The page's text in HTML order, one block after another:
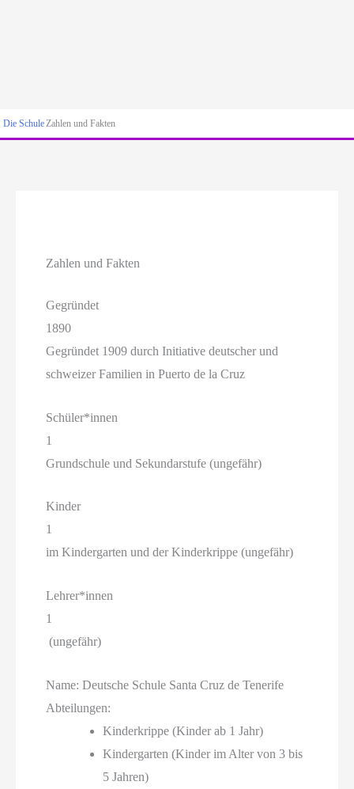
Die SchuleZahlen und Fakten
Zahlen und Fakten
Gegründet
1890
Gegründet 1909 durch Initiative deutscher und
schweizer Familien in Puerto de la Cruz
Schüler*innen
1
Grundschule und Sekundarstufe (ungefähr)
Kinder
1
im Kindergarten und der Kinderkrippe (ungefähr)
Lehrer*innen
1
(ungefähr)
Name: Deutsche Schule Santa Cruz de Tenerife
Abteilungen:
Kinderkrippe (Kinder ab 1 Jahr)
Kindergarten (Kinder im Alter von 3 bis
5 Jahren)